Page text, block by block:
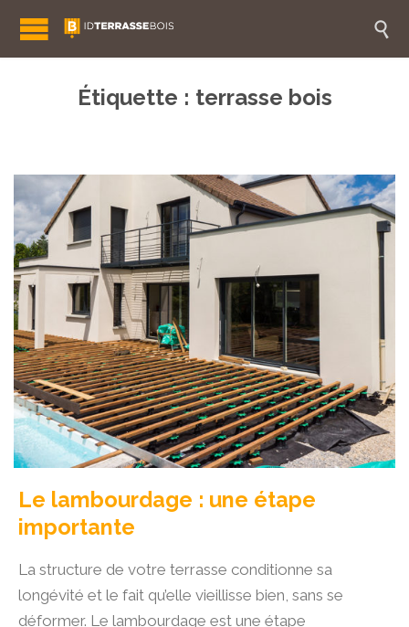

Étiquette : terrasse bois
Le lambourdage : une étape
importante
La structure de votre terrasse conditionne sa
longévité et le fait qu’elle vieillisse bien, sans se
déformer. Le lambourdage est une étape